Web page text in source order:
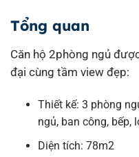
Tổng quan
Căn hộ 2phòng ngủ
đại cùng tầm view đẹp:
Thiết kế: 3 phòng
ngủ, ban công, bếp,
Diện tích: 78m2